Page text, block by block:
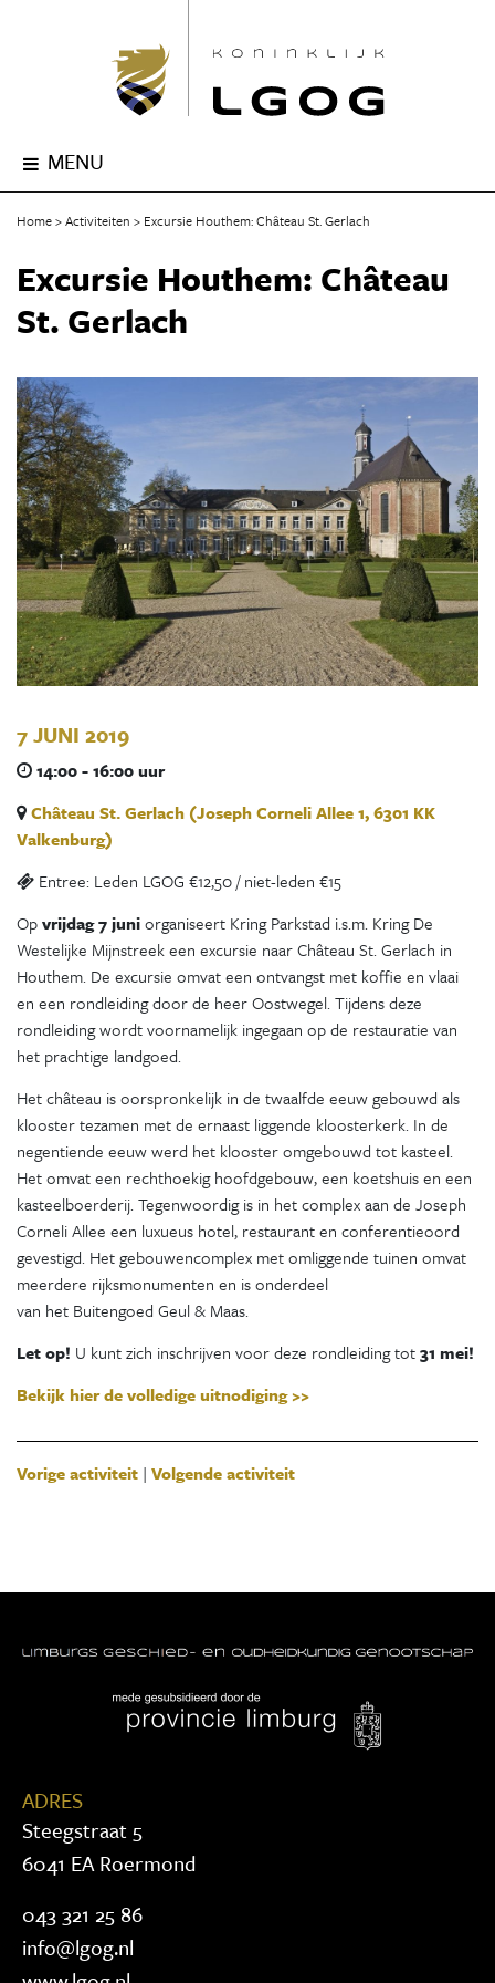
MENU
Home Activiteiten Excursie Houthem: Château St. Gerlach
Excursie Houthem: Château
St. Gerlach
7 JUNI 2019
14:00 - 16:00 uur
Château St. Gerlach (Joseph Corneli Allee 1, 6301 KK
Valkenburg)
Entree: Leden LGOG €12,50 / niet-leden €15
Opvrijdag 7 juniorganiseert Kring Parkstad i.s.m. Kring De
Westelijke Mijnstreek een excursie naar Château St. Gerlach in
Houthem. De excursie omvat een ontvangst met koffie en vlaai
en een rondleiding door de heer Oostwegel. Tijdens deze
rondleiding wordt voornamelijk ingegaan op de restauratie van
het prachtige landgoed.
Het château is oorspronkelijk in de twaalfde eeuw gebouwd als
klooster tezamen met de ernaast liggende kloosterkerk. In de
negentiende eeuw werd het klooster omgebouwd tot kasteel.
Het omvat een rechthoekig hoofdgebouw, een koetshuis en een
kasteelboerderij. Tegenwoordig is in het complex aan de Joseph
Corneli Allee een luxueus hotel, restaurant en conferentieoord
gevestigd. Het gebouwencomplex met omliggende tuinen omvat
meerdere rijksmonumenten en is onderdeel
van het Buitengoed Geul & Maas.
Let op! U kunt zich inschrijven voor deze rondleiding tot31 mei!
Bekijk hier de volledige uitnodiging >>
Vorige activiteit | Volgende activiteit
ADRES
Steegstraat 5
6041 EA Roermond
043 321 25 86
info@lgog.nl